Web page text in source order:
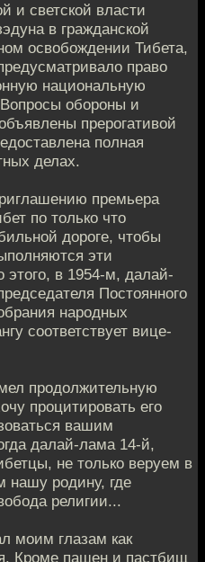
и светской власти
в гражданской
освобождении Тибета,
право
национальную
обороны и
прерогативой
полная
делах.
премьера
по только что
дороге, чтобы
эти
этого, в 1954-м, далай-
Постоянного
народных
соответствует вице-
продолжительную
процитировать его
вашим
далай-лама 14-й,
не только веруем в
родину, где
религии...
моим глазам как
Кроме пашен и пастбищ